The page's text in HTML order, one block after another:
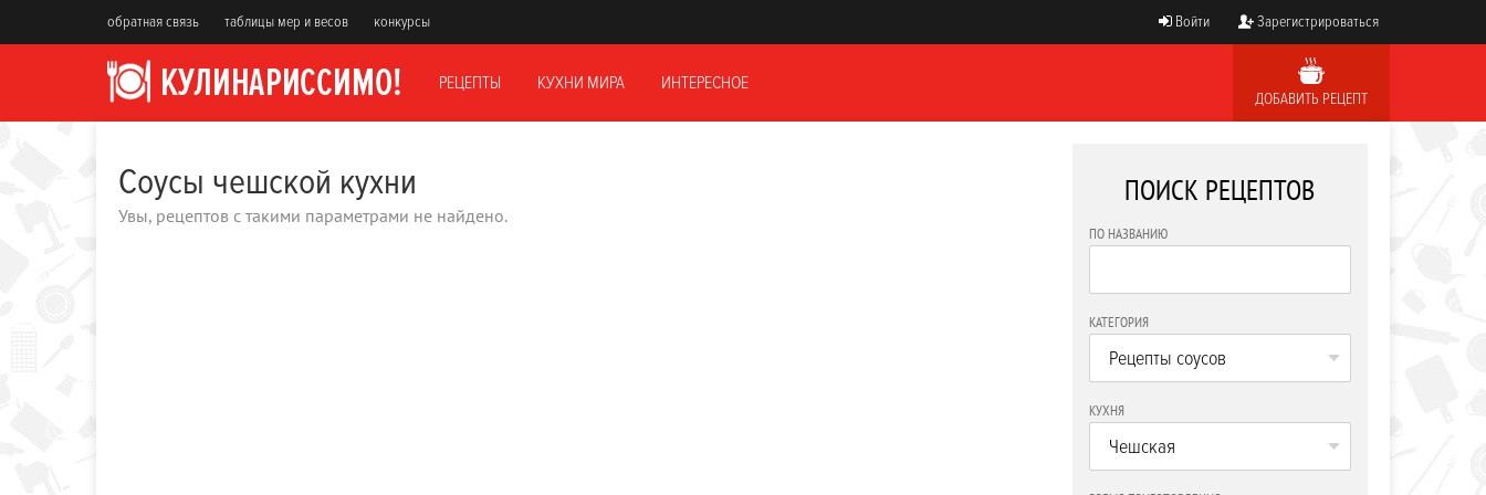
обратная связь таблицы мер и весов конкурсы Войти Зарегистрироваться
РЕЦЕПТЫ КУХНИ МИРА ИНТЕРЕСНОЕ
ДОБАВИТЬ РЕЦЕПТ
Соусы чешской кухни
Увы, рецептов с такими параметрами не найдено.
ПОИСК РЕЦЕПТОВ
ПО НАЗВАНИЮ
КАТЕГОРИЯ
Рецепты соусов
КУХНЯ
Чешская